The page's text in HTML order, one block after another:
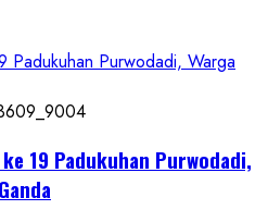
Padukuhan Purwodadi, Warga
19 Padukuhan Purwodadi,